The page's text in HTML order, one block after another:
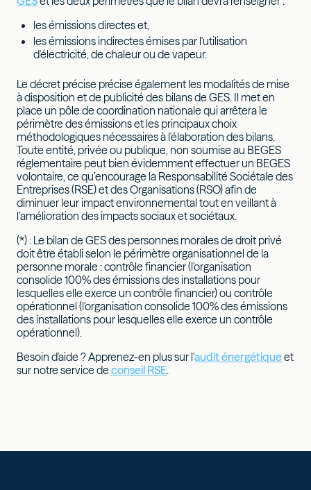
les émissions directes et,
les émissions indirectes émises par l'utilisation
d'électricité, de chaleur ou de vapeur.
Le décret précise précise également les modalités de mise
à disposition et de publicité des bilans de GES. Il met en
place un pôle de coordination nationale qui arrêtera le
périmètre des émissions et les principaux choix
méthodologiques nécessaires à l'élaboration des bilans.
Toute entité, privée ou publique, non soumise au BEGES
réglementaire peut bien évidemment effectuer un BEGES
volontaire, ce qu’encourage la Responsabilité Sociétale des
Entreprises (RSE) et des Organisations (RSO) afin de
diminuer leur impact environnemental tout en veillant à
l’amélioration des impacts sociaux et sociétaux.
(*) : Le bilan de GES des personnes morales de droit privé
doit être établi selon le périmètre organisationnel de la
personne morale : contrôle financier (l'organisation
consolide 100% des émissions des installations pour
lesquelles elle exerce un contrôle financier) ou contrôle
opérationnel (l'organisation consolide 100% des émissions
des installations pour lesquelles elle exerce un contrôle
opérationnel).
Besoin d'aide ? Apprenez-en plus sur l'audit énergétiqueet
sur notre service de conseil RSE